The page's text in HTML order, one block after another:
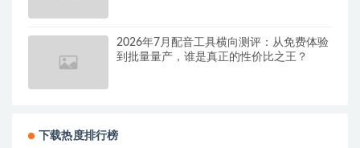
2026年7月配音工具横向测评：从免费体验
到批量量产，谁是真正的性价比之王？
下载热度排行榜